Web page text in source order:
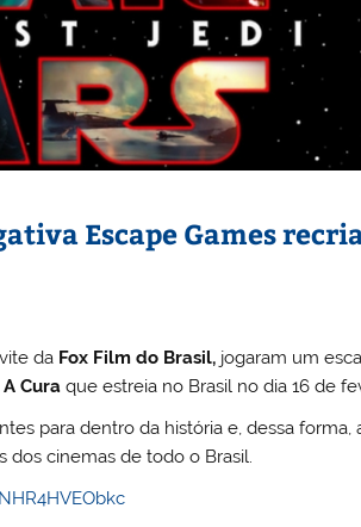
Escape Games
da Fox Film do Brasil, jogaram um
A Cura que estreia no Brasil no dia 16 de
para dentro da história e, dessa
dos cinemas de todo o Brasil.